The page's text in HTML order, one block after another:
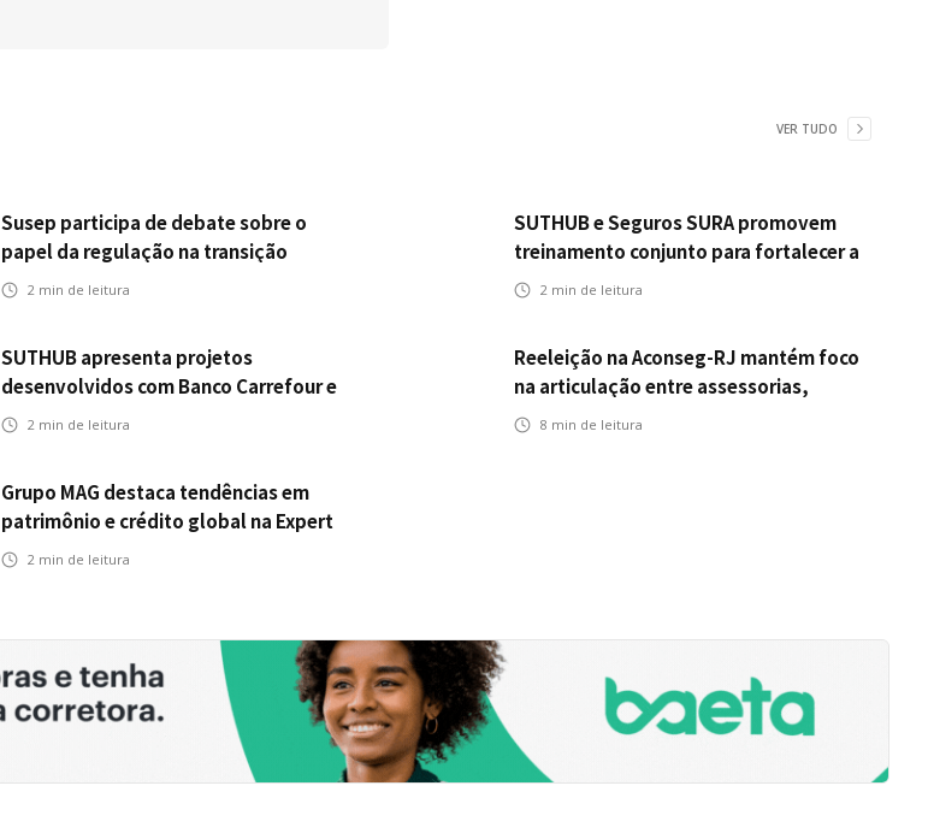
VER TUDO
Susep participa de debate sobre o
papel da regulação na transição
climática
2 min de leitura
SUTHUB e Seguros SURA promovem
treinamento conjunto para fortalecer a
operação comercial do Seguro
2 min de leitura
SUTHUB apresenta projetos
desenvolvidos com Banco Carrefour e
A.PET no Congresso Latino-Americano
2 min de leitura
Reeleição na Aconseg-RJ mantém foco
na articulação entre assessorias,
corretores e seguradoras
8 min de leitura
Grupo MAG destaca tendências em
patrimônio e crédito global na Expert
XP 2026
2 min de leitura